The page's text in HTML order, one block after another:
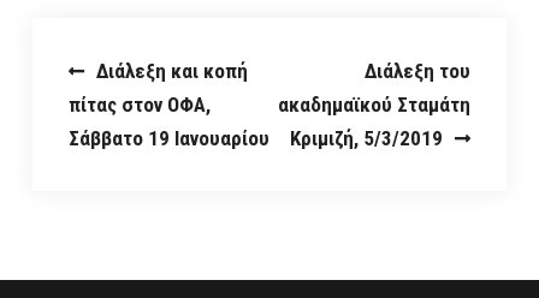
Post
navigation
Διάλεξη και κοπή
πίτας στον ΟΦΑ,
Σάββατο 19 Ιανουαρίου
Διάλεξη του
ακαδημαϊκού Σταμάτη
Κριμιζή, 5/3/2019